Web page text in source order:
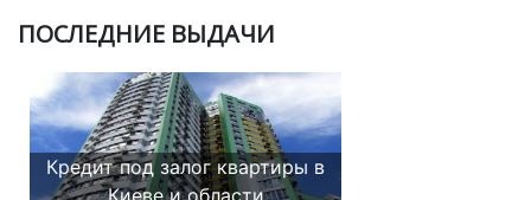
ПOСЛЕДНИЕ ВЫДАЧИ
Кредит под залог квартиры в